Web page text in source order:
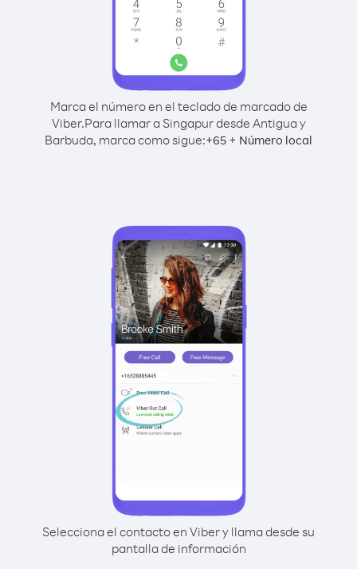
Marca el número en el teclado de marcado de
Viber.Para llamar a Singapur desde Antigua y
Barbuda, marca como sigue:+65 + Número local
Selecciona el contacto en Viber y llama desde su
pantalla de información